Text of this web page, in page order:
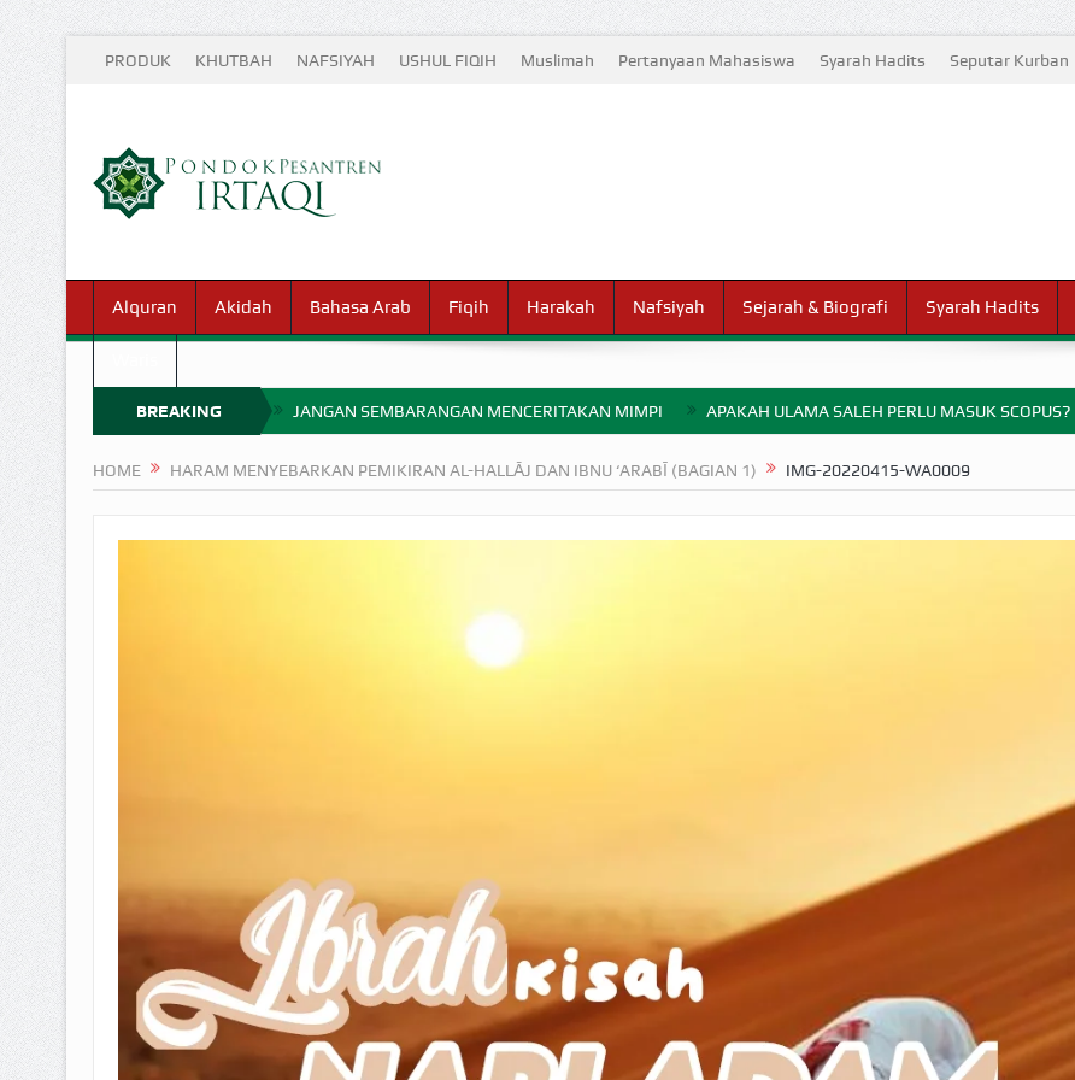
PRODUK KHUTBAH NAFSIYAH USHUL FIQIH Muslimah Pertanyaan Mahasiswa Syarah Hadits Seputar Kurban
Alquran Akidah Bahasa Arab Fiqih Harakah Nafsiyah Sejarah & Biografi Syarah Hadits
BREAKING
NEWS
JANGAN SEMBARANGAN MENCERITAKAN MIMPI APAKAH ULAMA SALEH PERLU MASUK SCOPUS?
HOME HARAM MENYEBARKAN PEMIKIRAN AL-HALLĀJ DAN IBNU ‘ARABĪ (BAGIAN 1) IMG-20220415-WA0009